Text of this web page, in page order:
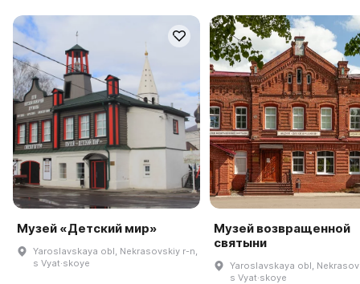
Музей «Детский мир»
Yaroslavskaya obl, Nekrasovskiy r-n,
s Vyat·skoye
Музей возвращенной
святыни
Yaroslavskaya obl,
s Vyat·skoye